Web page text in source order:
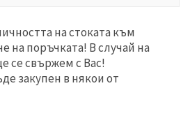
на стоката към
на поръчката! В случай на
се свържем с Вас!
закупен в някои от